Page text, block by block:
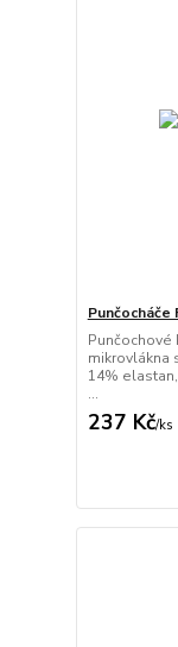
Punčochové
mikrovlákna
14%
...
237 Kč/ks